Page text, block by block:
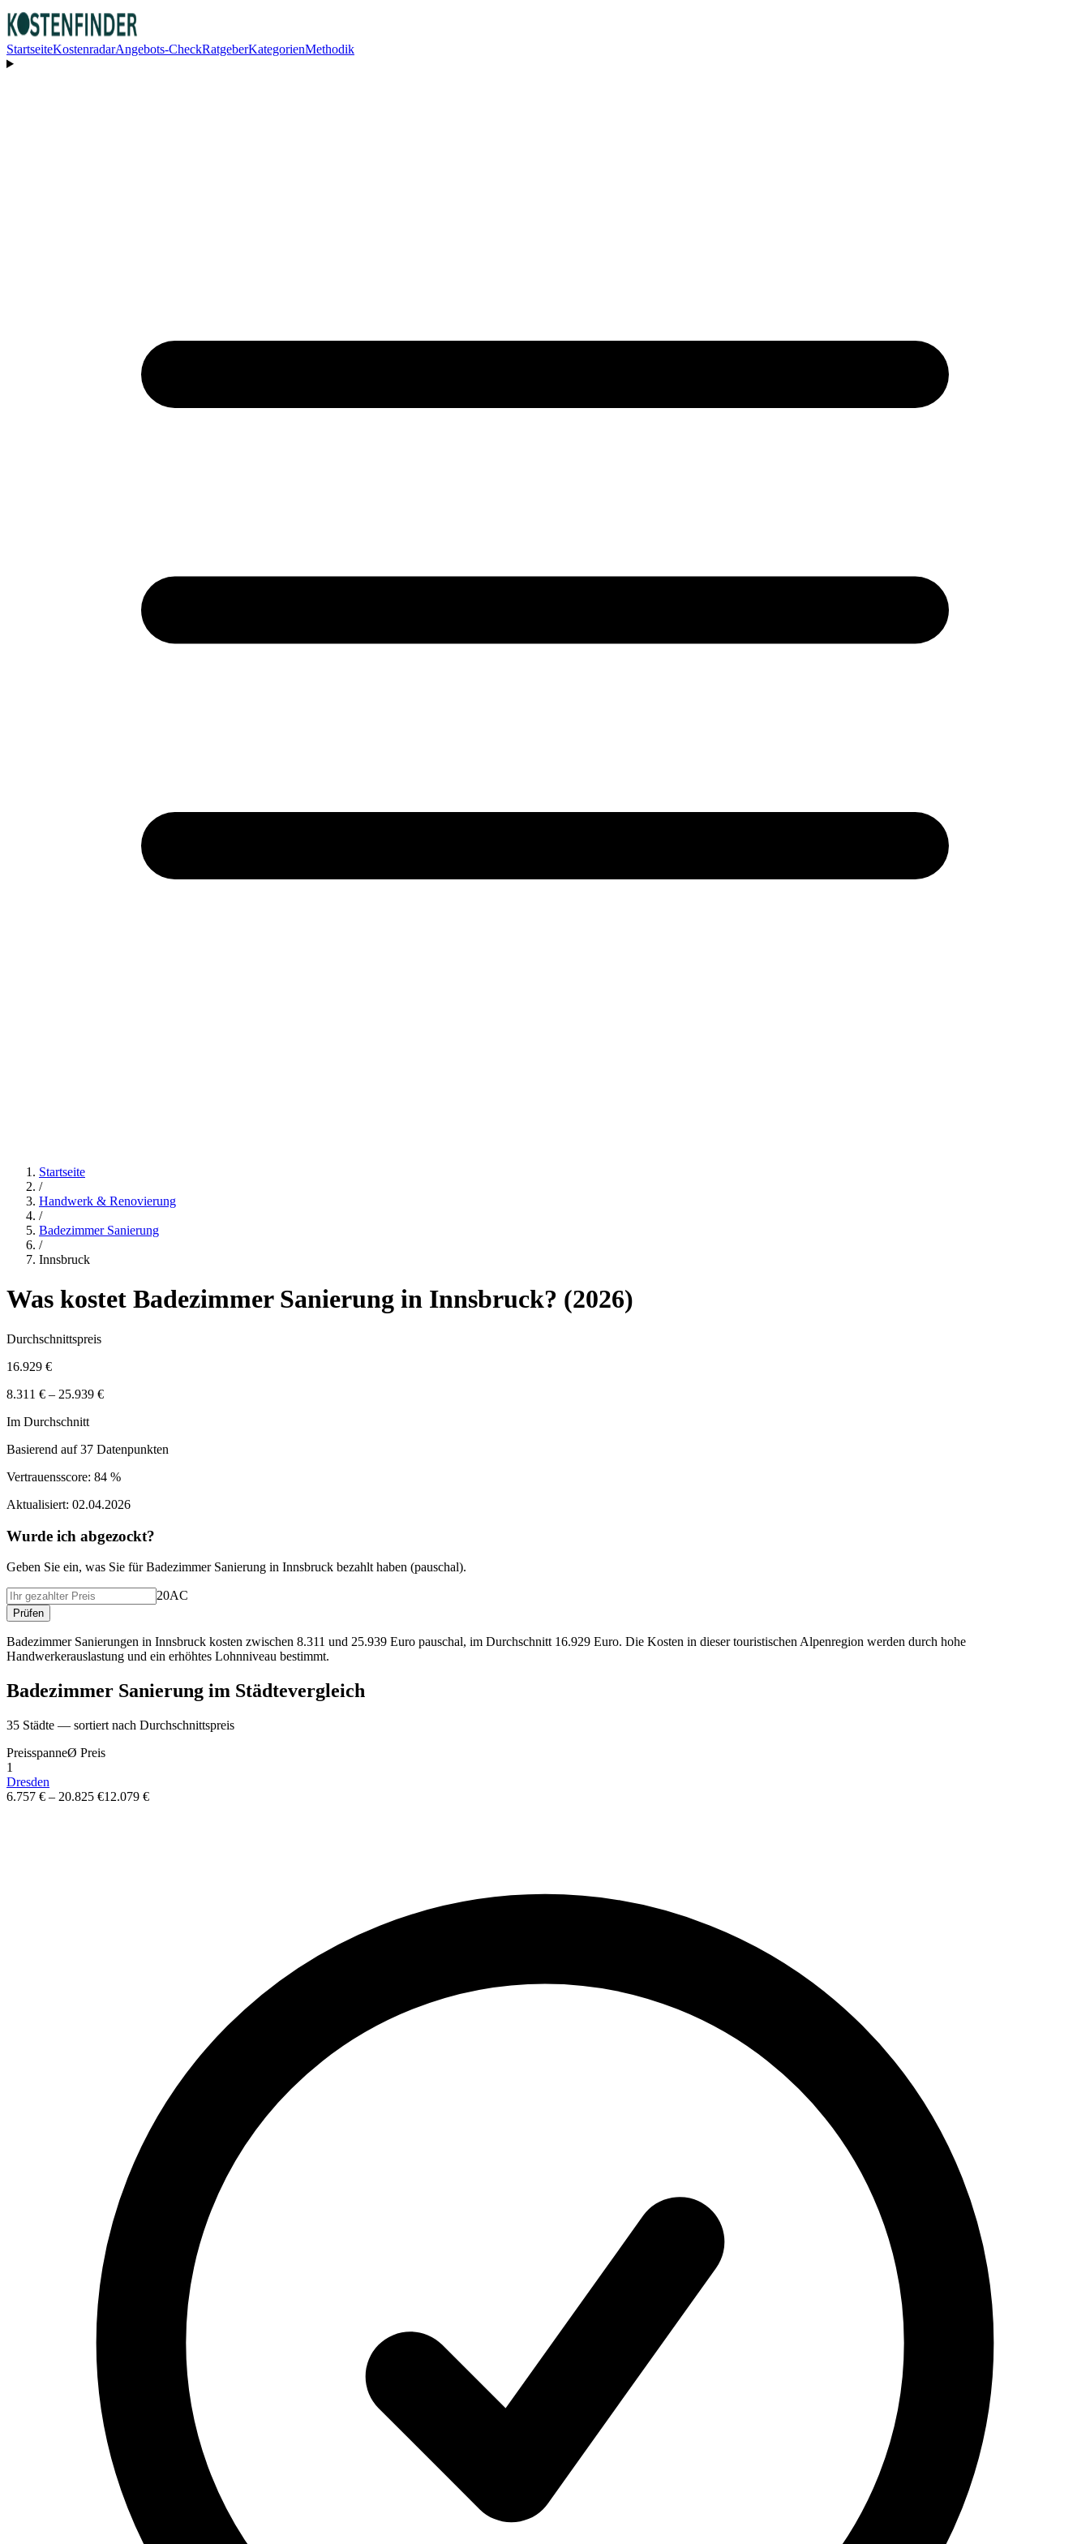
StartseiteKostenradarAngebots-CheckRatgeberKategorienMethodik
Startseite
/
Handwerk & Renovierung
/
Badezimmer Sanierung
/
Innsbruck
Was kostet Badezimmer Sanierung in Innsbruck? (2026)
Durchschnittspreis
16.929 €
8.311 € – 25.939 €
Im Durchschnitt
Basierend auf37 Datenpunkten
Vertrauensscore: 84 %
Aktualisiert: 02.04.2026
Wurde ich abgezockt?
Geben Sie ein, was Sie fürBadezimmer Sanierung in Innsbruck bezahlt haben (pauschal).
20AC
Prüfen
Badezimmer Sanierungen in Innsbruck kosten zwischen 8.311 und 25.939 Euro pauschal, im Durchschnitt 16.929 Euro. Die Kosten in dieser touristischen Alpenregion werden durch hohe
Handwerkerauslastung und ein erhöhtes Lohnniveau bestimmt.
Badezimmer Sanierung im Städtevergleich
35 Städte — sortiert nach Durchschnittspreis
PreisspanneØ Preis
1
Dresden
6.757 € – 20.825 €12.079 €